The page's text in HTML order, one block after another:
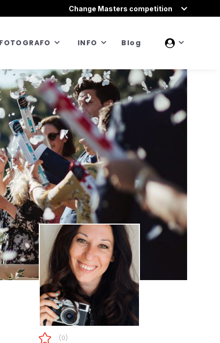
Change Masters competition
FOTOGRAFO INFO Blog
(0)